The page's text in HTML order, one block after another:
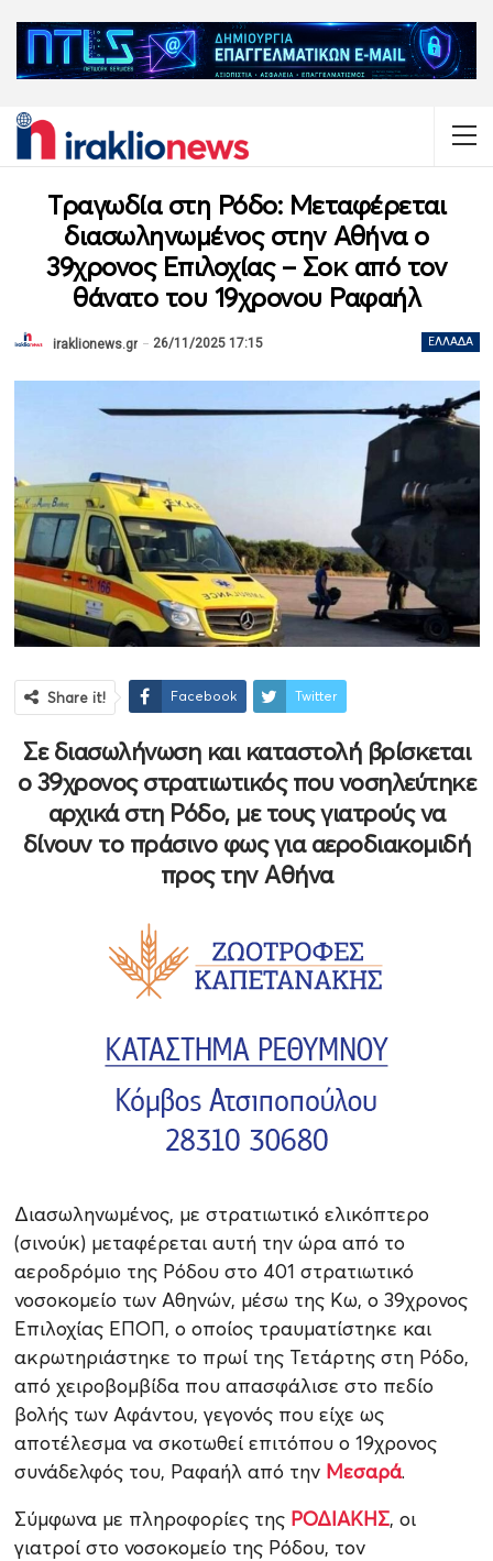
Τραγωδία στη Ρόδο: Μεταφέρεται
διασωληνωμένος στην Αθήνα ο
39χρονος Επιλοχίας – Σοκ από τον
θάνατο του 19χρονου Ραφαήλ
ΕΛΛΆΔΑ
iraklionews.gr 26/11/2025 17:15
Share it! Facebook Twitter
Σε διασωλήνωση και καταστολή βρίσκεται
ο 39χρονος στρατιωτικός που νοσηλεύτηκε
αρχικά στη Ρόδο, με τους γιατρούς να
δίνουν το πράσινο φως για αεροδιακομιδή
προς την Αθήνα
Διασωληνωμένος, με στρατιωτικό ελικόπτερο
(σινούκ) μεταφέρεται αυτή την ώρα από το
αεροδρόμιο της Ρόδου στο 401 στρατιωτικό
νοσοκομείο των Αθηνών, μέσω της Κω, ο 39χρονος
Επιλοχίας ΕΠΟΠ, ο οποίος τραυματίστηκε και
ακρωτηριάστηκε το πρωί της Τετάρτης στη Ρόδο,
από χειροβομβίδα που απασφάλισε στο πεδίο
βολής των Αφάντου, γεγονός που είχε ως
αποτέλεσμα να σκοτωθεί επιτόπου ο 19χρονος
συνάδελφός του, Ραφαήλ από την Μεσαρά.
Σύμφωνα με πληροφορίες της ΡΟΔΙΑΚΗΣ, οι
γιατροί στο νοσοκομείο της Ρόδου, τον